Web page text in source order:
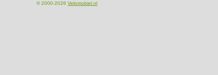
© 2000-2026 Velomobiel.nl